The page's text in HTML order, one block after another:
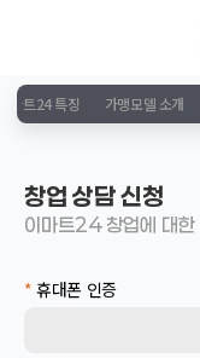
마트24 특징 가맹모델 소개
창업 상담 신청
이마트24 창업에 대한
*휴대폰 인증